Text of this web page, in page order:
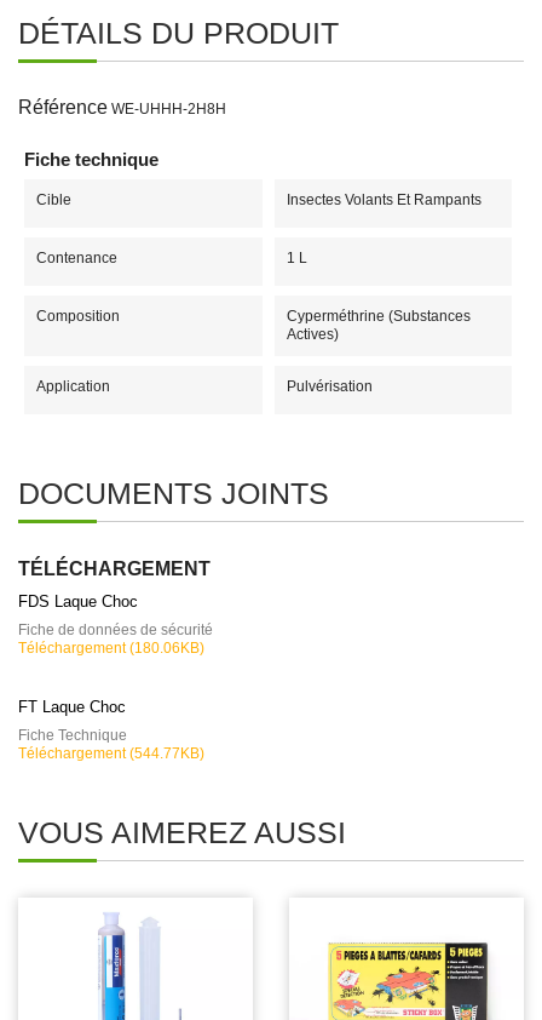
DÉTAILS DU PRODUIT
Référence WE-UHHH-2H8H
Fiche technique
Cible Insectes Volants Et Rampants
Contenance 1 L
Composition
Cyperméthrine (substances
Actives)
Application Pulvérisation
DOCUMENTS JOINTS
TÉLÉCHARGEMENT
FDS Laque Choc
Fiche de données de sécurité
Téléchargement (180.06KB)
FT Laque Choc
Fiche Technique
Téléchargement (544.77KB)
VOUS AIMEREZ AUSSI